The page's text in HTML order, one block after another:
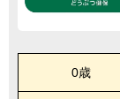
0歳